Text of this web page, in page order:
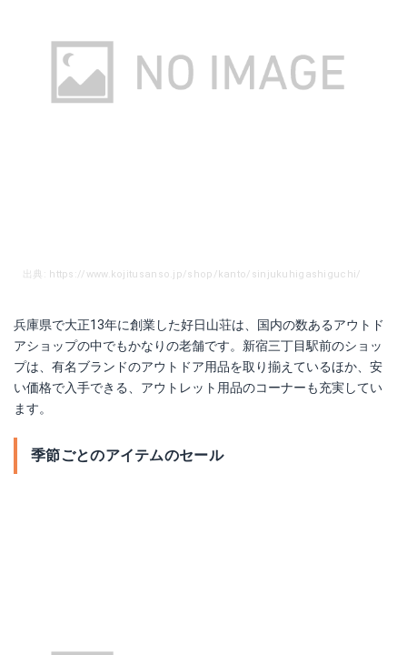
出典: https://www.kojitusanso.jp/shop/kanto/sinjukuhigashiguchi/
兵庫県で大正13年に創業した好日山荘は、国内の数あるアウトド
アショップの中でもかなりの老舗です。新宿三丁目駅前のショッ
プは、有名ブランドのアウトドア用品を取り揃えているほか、安
い価格で入手できる、アウトレット用品のコーナーも充実してい
ます。
季節ごとのアイテムのセール